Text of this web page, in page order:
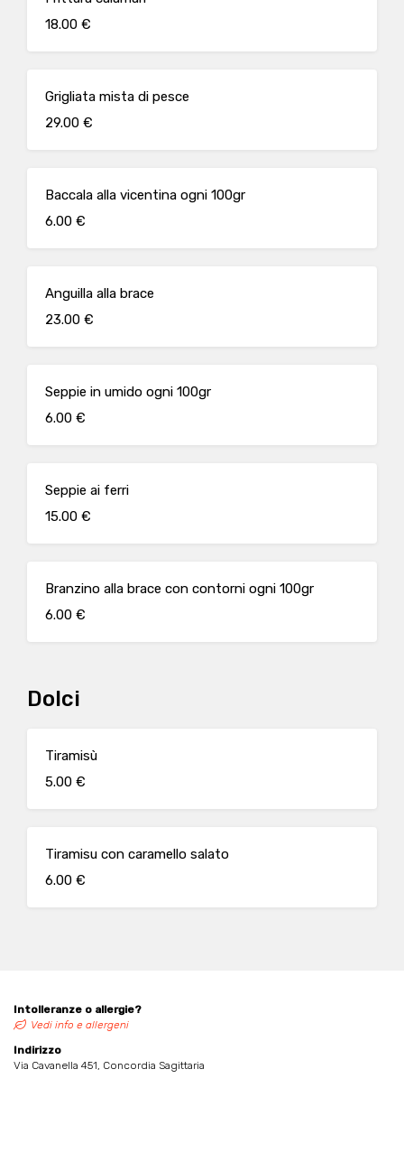
18.00 €
Grigliata mista di pesce
29.00 €
Baccala alla vicentina ogni 100gr
6.00 €
Anguilla alla brace
23.00 €
Seppie in umido ogni 100gr
6.00 €
Seppie ai ferri
15.00 €
Branzino alla brace con contorni ogni 100gr
6.00 €
Dolci
Tiramisù
5.00 €
Tiramisu con caramello salato
6.00 €
Intolleranze o allergie?
Vedi info e allergeni
Indirizzo
Via Cavanella 451, Concordia Sagittaria